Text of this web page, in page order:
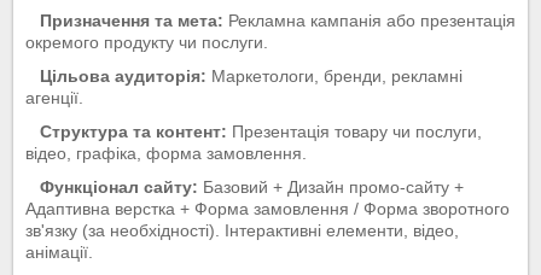
Призначення та мета: Рекламна кампанія або презентація
окремого продукту чи послуги.
Цільова аудиторія: Маркетологи, бренди, рекламні
агенції.
Структура та контент: Презентація товару чи послуги,
відео, графіка, форма замовлення.
Функціонал сайту: Базовий + Дизайн промо-сайту +
Адаптивна верстка + Форма замовлення / Форма зворотного
зв'язку (за необхідності). Інтерактивні елементи, відео,
анімації.